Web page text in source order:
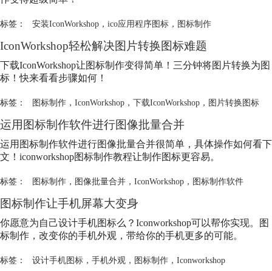
标签： 安装IconWorkshop， ico应用程序图标， 图标制作
IconWorkshop轻松解决图片转换图标难题
下载IconWorkshop让图标制作变得简单！三分钟将图片转换为图
标！快来看看步骤如何！
标签： 图标制作， IconWorkshop， 下载IconWorkshop， 图片转换图标
运用 图标制作软件进行图像批量合并
运用 图标制作软件进行图像批量合并很简单，具体操作如何看下
文！iconworkshop图标制作教程让制作图标更容易。
标签： 图标制作， 图像批量合并， IconWorkshop， 图标制作软件
图标制作让手机屏幕大变身
你愿意为自己设计手机图标么？Iconworkshop可以帮你实现。
图
标制作 ，改变你的手机外观，带给你的手机更多的可能。
标签： 设计手机图标， 手机外观 ， 图标制作， Iconworkshop